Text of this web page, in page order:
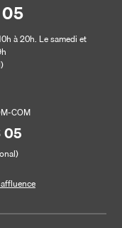
à 20h. Le samedi et
COM
05